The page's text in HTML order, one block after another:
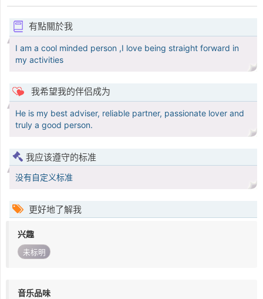
有點關於我
I am a cool minded person ,I love being straight forward in
my activities
我希望我的伴侣成为
He is my best adviser, reliable partner, passionate lover and
truly a good person.
我应该遵守的标准
没有自定义标准
更好地了解我
兴趣
未标明
音乐品味